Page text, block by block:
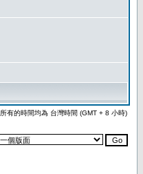
所有的時間均為 台灣時間 (GMT + 8 小時)